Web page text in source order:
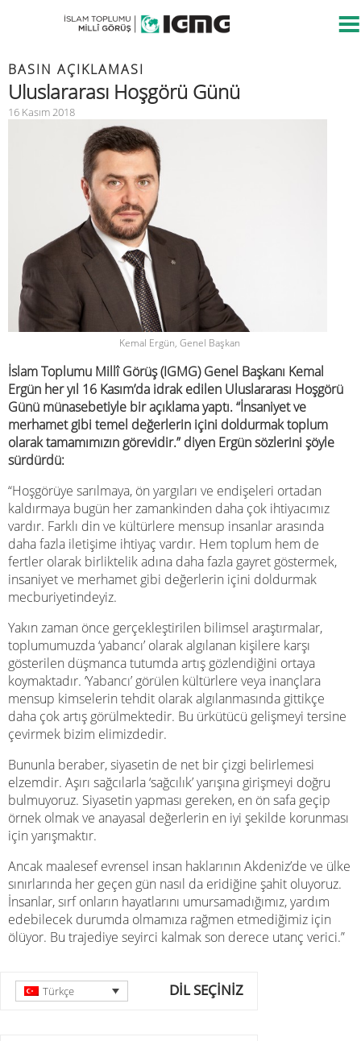
BASIN AÇIKLAMASI
Uluslararası Hoşgörü Günü
16 Kasım 2018
Kemal Ergün, Genel Başkan
İslam Toplumu Millî Görüş (IGMG) Genel Başkanı Kemal
Ergün her yıl 16 Kasım’da idrak edilen Uluslararası Hoşgörü
Günü münasebetiyle bir açıklama yaptı. “İnsaniyet ve
merhamet gibi temel değerlerin içini doldurmak toplum
olarak tamamımızın görevidir.” diyen Ergün sözlerini şöyle
sürdürdü:
“Hoşgörüye sarılmaya, ön yargıları ve endişeleri ortadan
kaldırmaya bugün her zamankinden daha çok ihtiyacımız
vardır. Farklı din ve kültürlere mensup insanlar arasında
daha fazla iletişime ihtiyaç vardır. Hem toplum hem de
fertler olarak birliktelik adına daha fazla gayret göstermek,
insaniyet ve merhamet gibi değerlerin içini doldurmak
mecburiyetindeyiz.
Yakın zaman önce gerçekleştirilen bilimsel araştırmalar,
toplumumuzda ‘yabancı’ olarak algılanan kişilere karşı
gösterilen düşmanca tutumda artış gözlendiğini ortaya
koymaktadır. ‘Yabancı’ görülen kültürlere veya inançlara
mensup kimselerin tehdit olarak algılanmasında gittikçe
daha çok artış görülmektedir. Bu ürkütücü gelişmeyi tersine
çevirmek bizim elimizdedir.
Bununla beraber, siyasetin de net bir çizgi belirlemesi
elzemdir. Aşırı sağcılarla ‘sağcılık’ yarışına girişmeyi doğru
bulmuyoruz. Siyasetin yapması gereken, en ön safa geçip
örnek olmak ve anayasal değerlerin en iyi şekilde korunması
için yarışmaktır.
Ancak maalesef evrensel insan haklarının Akdeniz’de ve ülke
sınırlarında her geçen gün nasıl da eridiğine şahit oluyoruz.
İnsanlar, sırf onların hayatlarını umursamadığımız, yardım
edebilecek durumda olmamıza rağmen etmediğimiz için
ölüyor. Bu trajediye seyirci kalmak son derece utanç verici.”
DİL SEÇİNİZ
Türkçe